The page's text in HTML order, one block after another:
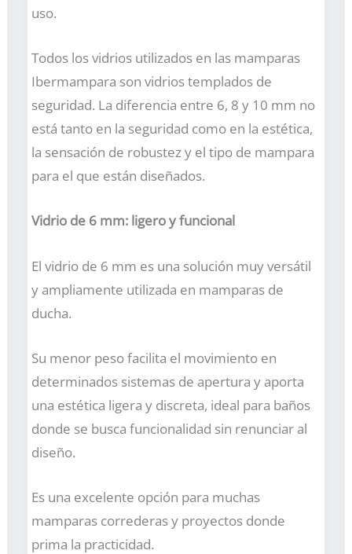
uso.
Todos los vidrios utilizados en las mamparas
Ibermampara son vidrios templados de
seguridad. La diferencia entre 6, 8 y 10 mm no
está tanto en la seguridad como en la estética,
la sensación de robustez y el tipo de mampara
para el que están diseñados.
Vidrio de 6 mm: ligero y funcional
El vidrio de 6 mm es una solución muy versátil
y ampliamente utilizada en mamparas de
ducha.
Su menor peso facilita el movimiento en
determinados sistemas de apertura y aporta
una estética ligera y discreta, ideal para baños
donde se busca funcionalidad sin renunciar al
diseño.
Es una excelente opción para muchas
mamparas correderas y proyectos donde
prima la practicidad.